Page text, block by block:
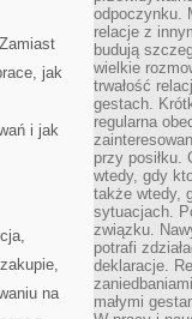
jak
i jak
na
odpoczynku.
relacje z
budują
wielkie
trwałość
gestach.
regularna
przy posiłku.
wtedy, gdy
także wtedy,
sytuacjach.
związku.
potrafi
deklaracje.
małymi